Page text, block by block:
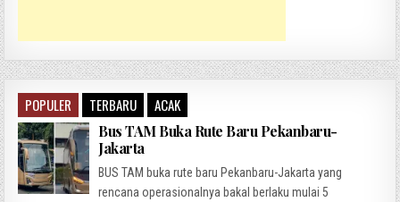
POPULER TERBARU ACAK
Bus TAM Buka Rute Baru Pekanbaru-
Jakarta
BUS TAM buka rute baru Pekanbaru-Jakarta yang
rencana operasionalnya bakal berlaku mulai 5